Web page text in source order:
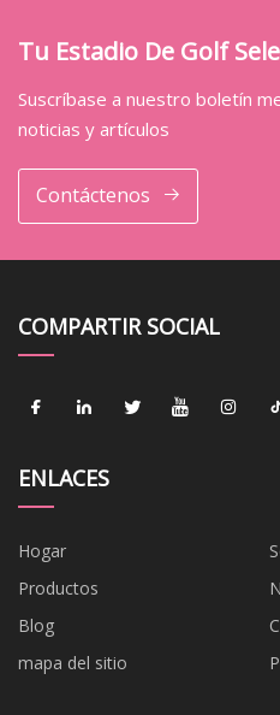
Tu Estadio De Golf
Suscríbase a nuestro boletín
noticias y artículos
Contáctenos
COMPARTIR SOCIAL
ENLACES
Hogar
Productos
Blog
mapa del sitio